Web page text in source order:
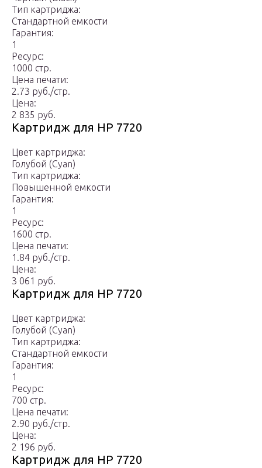
Тип картриджа:
Стандартной емкости
Гарантия:
1
Ресурс:
1000 стр.
Цена печати:
2.73 руб./стр.
Цена:
2 835 руб.
Картридж для HP 7720
Цвет картриджа:
Голубой (Cyan)
Тип картриджа:
Повышенной емкости
Гарантия:
1
Ресурс:
1600 стр.
Цена печати:
1.84 руб./стр.
Цена:
3 061 руб.
Картридж для HP 7720
Цвет картриджа:
Голубой (Cyan)
Тип картриджа:
Стандартной емкости
Гарантия:
1
Ресурс:
700 стр.
Цена печати:
2.90 руб./стр.
Цена:
2 196 руб.
Картридж для HP 7720